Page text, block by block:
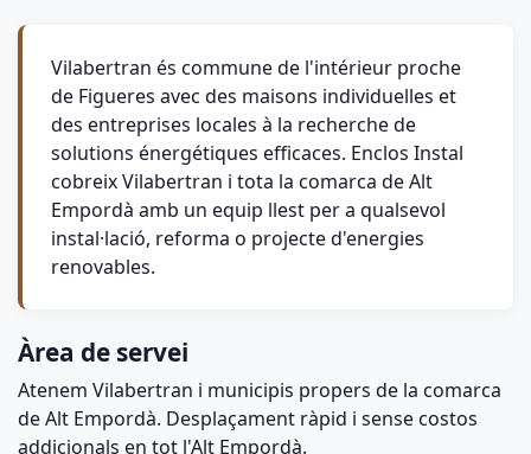
Vilabertran és commune de l'intérieur proche
de Figueres avec des maisons individuelles et
des entreprises locales à la recherche de
solutions énergétiques efficaces. Enclos Instal
cobreix Vilabertran i tota la comarca de Alt
Empordà amb un equip llest per a qualsevol
instal·lació, reforma o projecte d'energies
renovables.
Àrea de servei
Atenem Vilabertran i municipis propers de la comarca
de Alt Empordà. Desplaçament ràpid i sense costos
addicionals en tot l'Alt Empordà.